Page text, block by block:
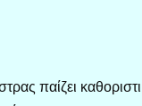
παίζει